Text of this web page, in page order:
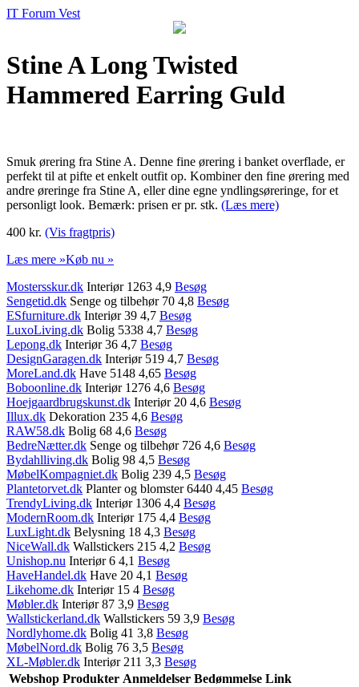
IT Forum Vest
Stine A Long Twisted
Hammered Earring Guld
Smuk ørering fra Stine A. Denne fine ørering i banket overflade, er
perfekt til at pifte et enkelt outfit op. Kombiner den fine ørering med
andre øreringe fra Stine A, eller dine egne yndlingsøreringe, for et
personligt look. Bemærk: prisen er pr. stk. (Læs mere)
400 kr. (Vis fragtpris)
Læs mere »Køb nu »
Mostersskur.dk Interiør 1263 4,9 Besøg
Sengetid.dk Senge og tilbehør 70 4,8 Besøg
ESfurniture.dk Interiør 39 4,7 Besøg
LuxoLiving.dk Bolig 5338 4,7 Besøg
Lepong.dk Interiør 36 4,7 Besøg
DesignGaragen.dk Interiør 519 4,7 Besøg
MoreLand.dk Have 5148 4,65 Besøg
Boboonline.dk Interiør 1276 4,6 Besøg
Hoejgaardbrugskunst.dk Interiør 20 4,6 Besøg
Illux.dk Dekoration 235 4,6 Besøg
RAW58.dk Bolig 68 4,6 Besøg
BedreNætter.dk Senge og tilbehør 726 4,6 Besøg
Bydahlliving.dk Bolig 98 4,5 Besøg
MøbelKompagniet.dk Bolig 239 4,5 Besøg
Plantetorvet.dk Planter og blomster 6440 4,45 Besøg
TrendyLiving.dk Interiør 1306 4,4 Besøg
ModernRoom.dk Interiør 175 4,4 Besøg
LuxLight.dk Belysning 18 4,3 Besøg
NiceWall.dk Wallstickers 215 4,2 Besøg
Unishop.nu Interiør 6 4,1 Besøg
HaveHandel.dk Have 20 4,1 Besøg
Likehome.dk Interiør 15 4 Besøg
Møbler.dk Interiør 87 3,9 Besøg
Wallstickerland.dk Wallstickers 59 3,9 Besøg
Nordlyhome.dk Bolig 41 3,8 Besøg
MøbelNord.dk Bolig 76 3,5 Besøg
XL-Møbler.dk Interiør 211 3,3 Besøg
Webshop Produkter Anmeldelser Bedømmelse Link